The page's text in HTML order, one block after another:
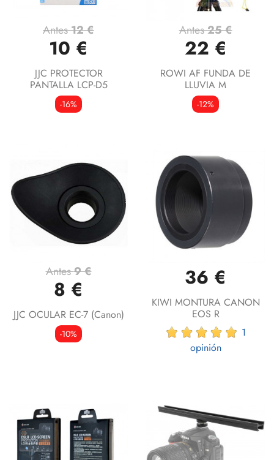
Antes12 €
10 €
JJC PROTECTOR
PANTALLA LCP-D5
-16%
Antes25 €
22 €
ROWI AF FUNDA DE
LLUVIA M
-12%
Antes9 €
8 €
JJC OCULAR EC-7 (Canon)
-10%
36 €
KIWI MONTURA CANON
EOS R
1
opinión